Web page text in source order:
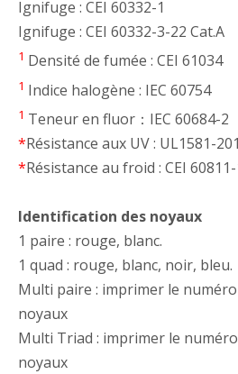
Ignifuge : CEI 60332-1
Ignifuge : CEI 60332-3-22 Cat.A
1 Densité de fumée : CEI 61034
1 Indice halogène : IEC 60754
1 Teneur en fluor：IEC 60684-2
*Résistance aux UV : UL1581-
*Résistance au froid : CEI
Identification des noyaux
1 paire : rouge, blanc.
1 quad : rouge, blanc, noir, bleu.
Multi paire : imprimer le
noyaux
Multi Triad : imprimer le
noyaux